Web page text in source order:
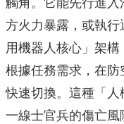
觸角。它能先行進
方火力暴露，或執
用機器人核心」架
根據任務需求，在
快速切換。這種「
一線士官兵的傷亡